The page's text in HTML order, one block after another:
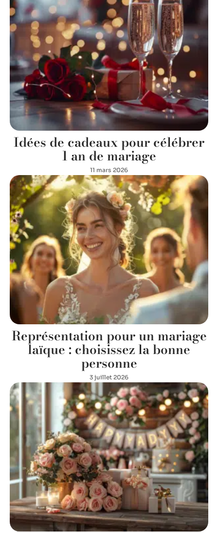
Idées de cadeaux pour célébrer
1 an de mariage
11 mars 2026
Représentation pour un mariage
laïque : choisissez la bonne
personne
3 juillet 2026